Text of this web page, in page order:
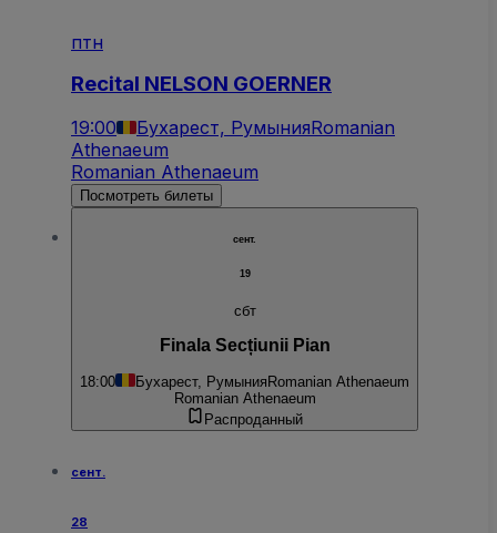
птн
Recital NELSON GOERNER
19:00 Бухарест, РумынияRomanian
Athenaeum
Romanian Athenaeum
Посмотреть билеты
сент.
19
сбт
Finala Secțiunii Pian
18:00 Бухарест, Румыния Romanian Athenaeum
Romanian Athenaeum
Распроданный
сент.
28